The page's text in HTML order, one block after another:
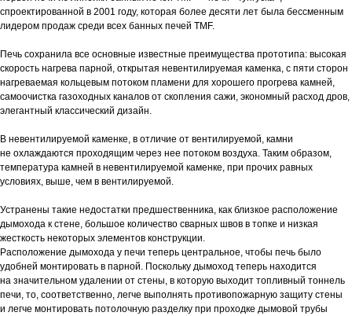
спроектированной в 2001 году, которая более десяти лет была бессменным
лидером продаж среди всех банных печей TMF.
Печь сохранила все основные известные преимущества прототипа: высокая
скорость нагрева парной, открытая невентилируемая каменка, с пяти сторон
нагреваемая кольцевым потоком пламени для хорошего прогрева камней,
самоочистка газоходных каналов от скопления сажи, экономный расход дров,
элегантный классический дизайн.
В невентилируемой каменке, в отличие от вентилируемой, камни
не охлаждаются проходящим через нее потоком воздуха. Таким образом,
температура камней в невентилируемой каменке, при прочих равных
условиях, выше, чем в вентилируемой.
Устранены такие недостатки предшественника, как близкое расположение
дымохода к стене, большое количество сварных швов в топке и низкая
жесткость некоторых элементов конструкции.
Расположение дымохода у печи теперь центральное, чтобы печь было
удобней монтировать в парной. Поскольку дымоход теперь находится
на значительном удалении от стены, в которую выходит топливный тоннель
печи, то, соответственно, легче выполнять противопожарную защиту стены
и легче монтировать потолочную разделку при проходке дымовой трубы